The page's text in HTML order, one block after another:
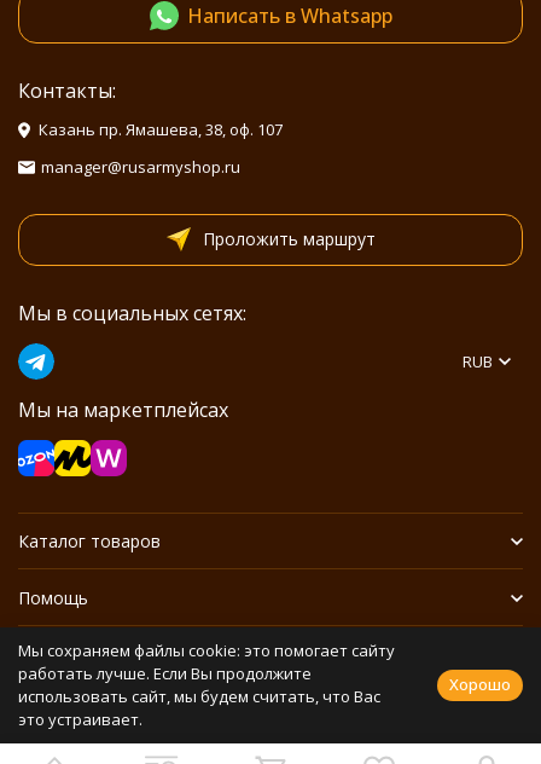
Написать в Whatsapp
Контакты:
Казань пр. Ямашева, 38, оф. 107
manager@rusarmyshop.ru
Проложить маршрут
Мы в социальных сетях:
Мы на маркетплейсах
RUB
Каталог товаров
Помощь
Информация
Политика персональных данных
Мы сохраняем файлы cookie: это помогает сайту
работать лучше. Если Вы продолжите
использовать сайт, мы будем считать, что Вас
это устраивает.
Хорошо